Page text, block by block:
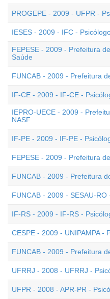
PROGEPE - 2009 - UFPR -
IESES - 2009 - IFC -
FEPESE - 2009 - Prefeitura
Saúde
FUNCAB - 2009 - Prefeitura
IF-CE - 2009 - IF-CE -
IEPRO-UECE - 2009 -
NASF
IF-PE - 2009 - IF-PE -
FEPESE - 2009 - Prefeitura
FUNCAB - 2009 - Prefeitura
FUNCAB - 2009 - SESAU-RO
IF-RS - 2009 - IF-RS -
CESPE - 2009 - UNIPAMPA -
FUNCAB - 2009 - Prefeitura
UFRRJ - 2008 - UFRRJ -
UFPR - 2008 - APR-PR -